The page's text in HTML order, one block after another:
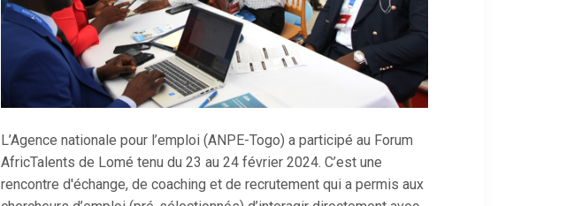
L’Agence nationale pour l’emploi (ANPE-Togo) a participé au Forum
AfricTalents de Lomé tenu du 23 au 24 février 2024. C’est une
rencontre d'échange, de coaching et de recrutement qui a permis aux